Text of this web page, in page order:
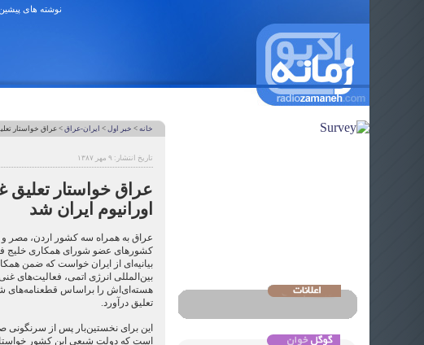
نوشته های پیشین
خانه > خبر اول > ایران-عراق > عراق خواستار
تاریخ انتشار: ۹ مهر ۱۳۸۷
عراق خواستار
اورانیوم ایران شد
عراق به همراه سه کشور اردن، مصر و
کشورهای عضو شورای همکاری خلیج
بیانیه‌ای از ایران خواست که ضمن
بین‌المللی انرژی اتمی، فعالیت‌های
هسته‌ای‌اش را براساس قطعنامه‌های
تعلیق درآورد.
این برای نخستین‌بار پس از
است که دولت شیعی این کشور